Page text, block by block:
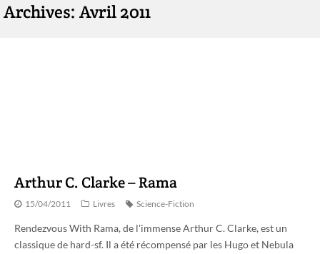
Archives: Avril 2011
Arthur C. Clarke – Rama
15/04/2011 Livres Science-Fiction
Rendezvous With Rama, de l'immense Arthur C. Clarke, est un
classique de hard-sf. Il a été récompensé par les Hugo et Nebula